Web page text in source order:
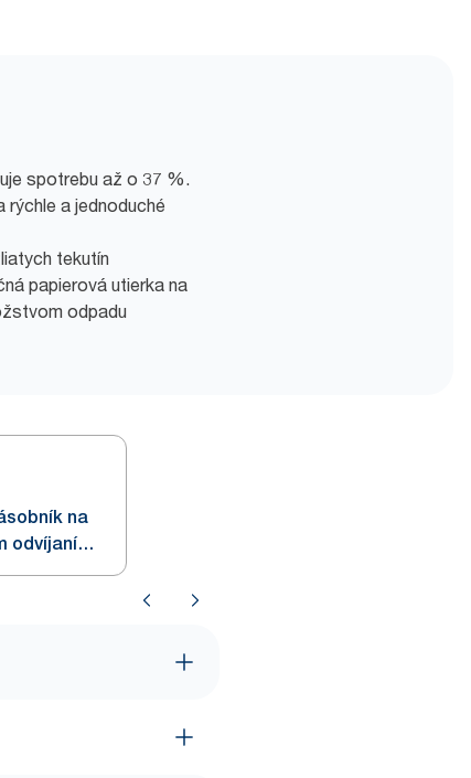
spotrebu až o 37 %.
a jednoduché
tekutín
papierová utierka na
odpadu
na
odvíjaním,